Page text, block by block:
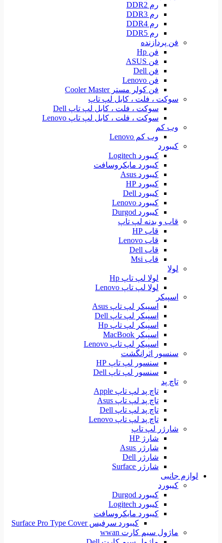
رم DDR2
رم DDR3
رم DDR4
رم DDR5
فن پردازنده
فن Hp
فن ASUS
فن Dell
فن Lenovo
فن کولر مستر Cooler Master
سوکت ، فلت ، کابل لپ تاپ
سوکت ، فلت ، کابل لپ تاپ Dell
سوکت ، فلت ، کابل لپ تاپ Lenovo
وب کم
وب کم Lenovo
کیبورد
کیبورد Logitech
کیبورد مایکروسافت
کیبورد Asus
کیبورد HP
کیبورد Dell
کیبورد Lenovo
کیبورد Durgod
قاب و بدنه لپ تاپ
قاب HP
قاب Lenovo
قاب Dell
قاب Msi
لولا
لولا لپ تاپ Hp
لولا لپ تاپ Lenovo
اسپیکر
اسپیکر لپ تاپ Asus
اسپیکر لپ تاپ Dell
اسپیکر لپ تاپ Hp
اسپیکر MacBook
اسپیکر لپ تاپ Lenovo
سنسور اثرانگشت
سنسور لپ تاپ HP
سنسور لپ تاپ Dell
تاچ پد
تاچ پد لپ تاپ Apple
تاچ پد لپ تاپ Asus
تاچ پد لپ تاپ Dell
تاچ پد لپ تاپ Lenovo
شارژر لپ تاپ
شارژ HP
شارژر Asus
شارژر Dell
شارژر Surface
لوازم جانبی
کیبورد
کیبورد Durgod
کیبورد Logitech
کیبورد مایکروسافت
کیبورد سرفیس Surface Pro Type Cover
ماژول سیم کارت wwan